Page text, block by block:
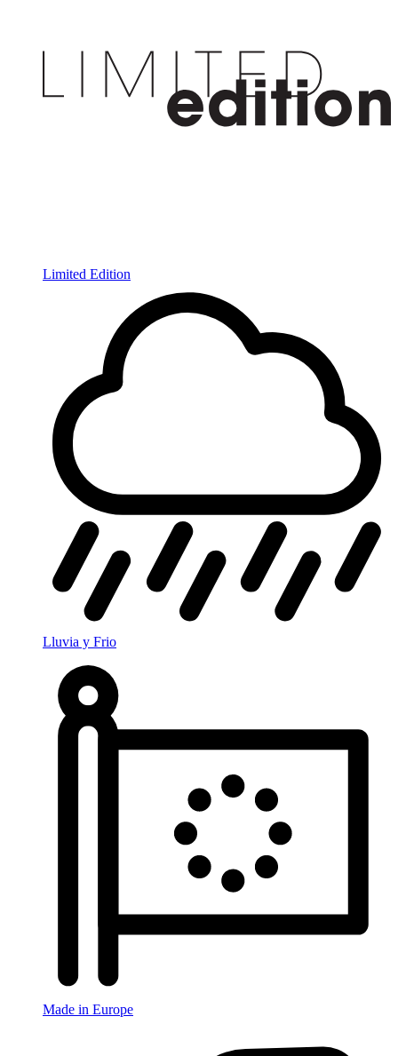
Limited Edition
Lluvia y Frio
Made in Europe